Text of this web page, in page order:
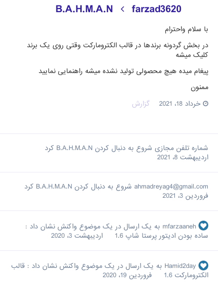
farzad3620
B.A.H.M.A.N
با سلام واحترام
در بخش گردونه برندها در قالب الکترومارکت وقتی روی یک برند
کلیک میشه
پیغام میده هیچ محصولی تولید نشده میشه راهنمایی نمایید
ممنون
خرداد 18، 2021
گزارش
شماره تلفن مجازی شروع به دنبال کردن B.A.H.M.A.N کرد
اردیبهشت 8، 2021
ahmadreyag4@gmail.com شروع به دنبال کردن B.A.H.M.A.N کرد
فروردین 3، 2021
mfarzaaneh به یک ارسال در یک موضوع واکنش نشان داد :
ساده بودن ادیتور پرستا شاپ 1.6
اردیبهشت 3، 2020
Hamid2day به یک ارسال در یک موضوع واکنش نشان داد : قالب
الکترومارکت 1.6
فروردین 19، 2020